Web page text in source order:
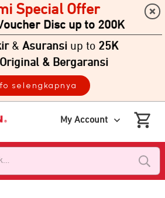
My Account
Special Offer
Disc up to 200K
& Asuransi up to 25K
& Bergaransi
selengkapnya